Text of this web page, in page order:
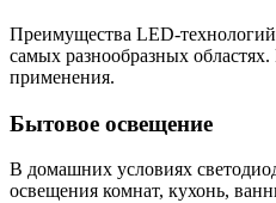
Преимущества LED-
самых разнообразных
применения.
Бытовое освещение
В домашних условиях
освещения комнат, кухонь,